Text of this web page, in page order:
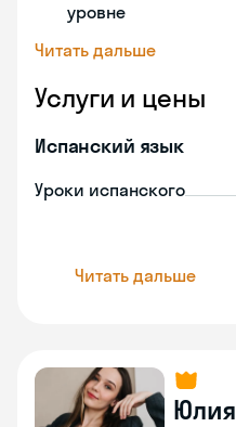
уровне
Читать дальше
Услуги и цены
Испанский язык
Уроки испанского
Читать дальше
Юлия